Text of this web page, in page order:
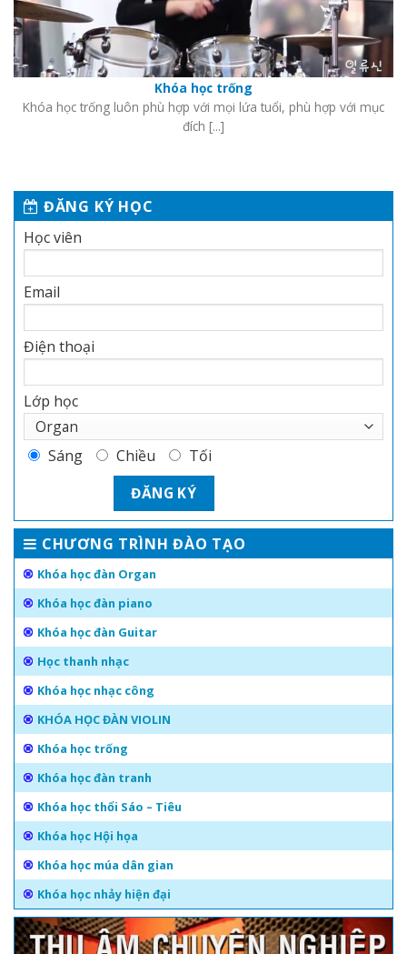
ĐĂNG KÝ HỌC
Học viên
Email
Điện thoại
Lớp học
Sáng Chiều Tối
CHƯƠNG TRÌNH ĐÀO TẠO
Khóa học đàn Organ
Khóa học đàn piano
Khóa học đàn Guitar
Học thanh nhạc
Khóa học nhạc công
KHÓA HỌC ĐÀN VIOLIN
Khóa học trống
Khóa học đàn tranh
Khóa học thổi Sáo – Tiêu
Khóa học Hội họa
Khóa học múa dân gian
Khóa học nhảy hiện đại
Khóa học trống
Khóa học trống luôn phù hợp với mọi lứa tuổi, phù hợp với mục
đích [...]